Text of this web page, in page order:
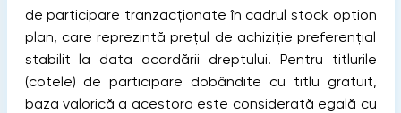
de participare tranzacţionate în cadrul stock option
plan, care reprezintă preţul de achiziţie preferenţial
stabilit la data acordării dreptului. Pentru titlurile
(cotele) de participare dobândite cu titlu gratuit,
baza valorică a acestora este considerată egală cu